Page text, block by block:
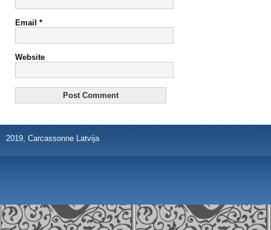
Email *
Website
2019, Carcassonne Latvija